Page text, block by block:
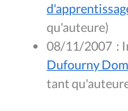
qu'auteure)
08/11/2007 :
Dufourny
tant